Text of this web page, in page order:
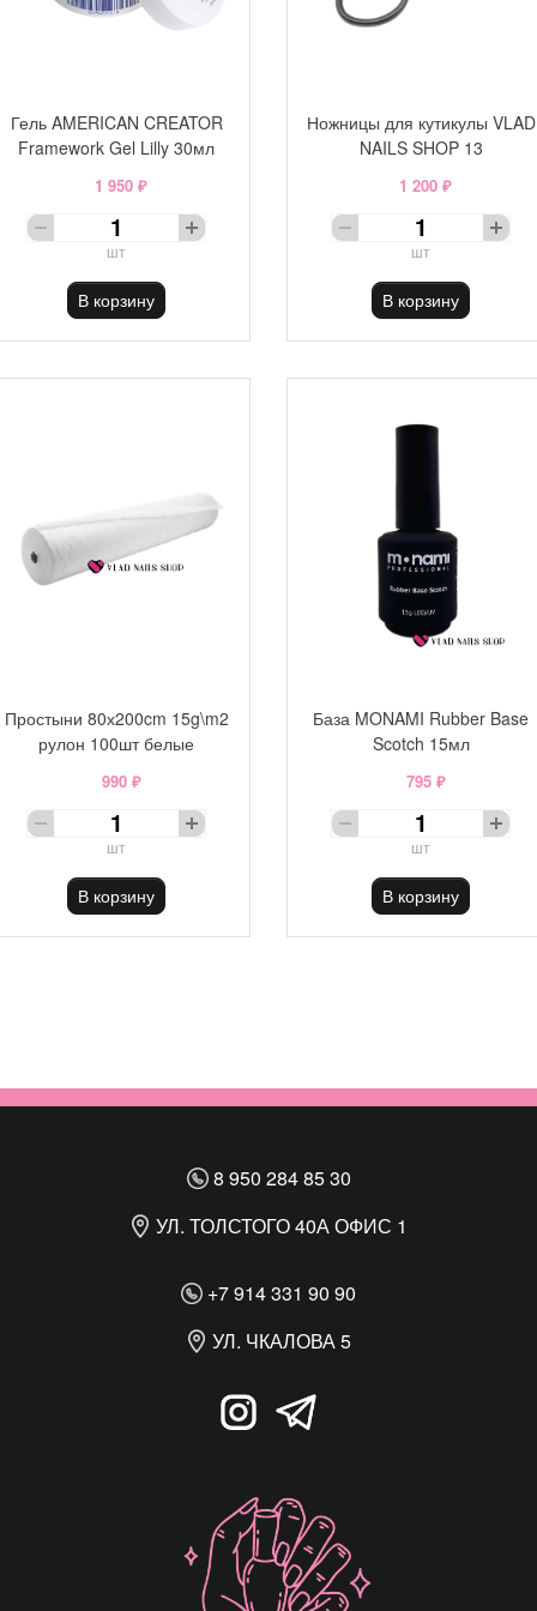
Гель AMERICAN CREATOR
Framework Gel Lilly 30мл
1 950 ₽
шт
В корзину
Ножницы для кутикулы VLAD
NAILS SHOP 13
1 200 ₽
шт
В корзину
Простыни 80х200cm 15g\m2
рулон 100шт белые
990 ₽
шт
В корзину
База MONAMI Rubber Base
Scotch 15мл
795 ₽
шт
В корзину
8 950 284 85 30
УЛ. ТОЛСТОГО 40А ОФИС 1
+7 914 331 90 90
УЛ. ЧКАЛОВА 5